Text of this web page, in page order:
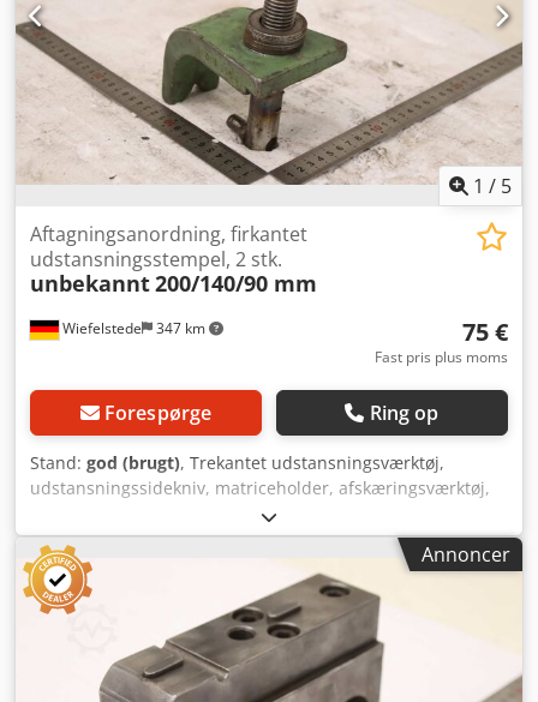
1 / 5
Wiefelstede 347 km
Aftagningsanordning, firkantet
udstansningsstempel, 2 stk.
unbekannt200/140/90 mm
75 €
Fast pris plus moms
Forespørge Ring op
Stand: god (brugt), Trekantet udstansningsværktøj,
udstansningssidekniv, matriceholder, afskæringsværktøj,
stanseværktøj, stanse, stansmatricer,
hjørneudstansningsstempel, stansstempel, firkantet
udstansningsstempel, udstansningsstempel,
udstansningsværktøj -Aftagningsanordning: til firkantede
udstansningsstempler -Mål: se billeder -Antal: 2 x
aftagningsanordning, 1 x med fin gevind -Levering/pris:
komplet -Dimensioner pr. stk.: 200/140/90 mm Cjdpfsznk R
Tex Abtorf -Vægt: 2,4 kg/stk.
Annoncer